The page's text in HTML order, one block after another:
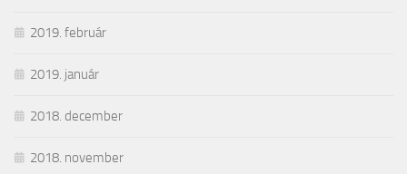
2019. február
2019. január
2018. december
2018. november